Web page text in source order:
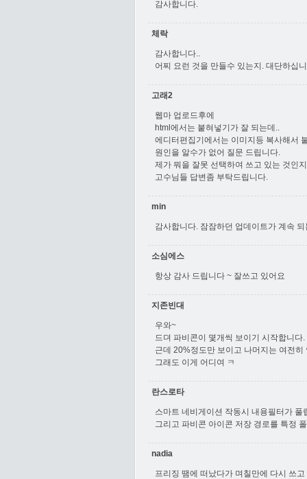
감사합니다.
체락
감사합니다..
어찌 요런 것을 만들수 있는지. 대단하십
고래2
웹마 업로드후에
html에서는 붙혀넣기가 잘 되는데..
에디터편집기에서는 이미지등 복사해서
원인을 알수가 없어 질문 드립니다.
제가 뭐을 잘못 선택하여 쓰고 있는 것인
고수님들 답변좀 부탁드립니다.
min
감사합니다. 잠잠하던 업데이트가 계속
소심에스
항상 감사 드립니다 ~ 잘쓰고 있어요
지존빈대
우와~
드뎌 파비콘이 몇개씩 보이기 시작합니다.
근데 20%정도만 보이고 나머지는 여전히
그래도 이게 어디여 ㅋ
란스로타
스마트 네비게이션 작동시 내용필터가
그리고 파비콘 아이콘 저장 경로를 특정
nadia
프리징 땜에 떠났다가 며칠만에 다시 쓰